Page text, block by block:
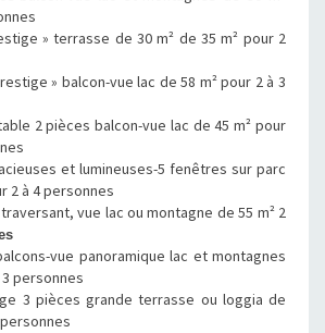
» terrasse de 30 m² de 35 m² pour 2
» balcon-vue lac de 58 m² pour 2 à 3
2 pièces balcon-vue lac de 45 m² pour
et lumineuses-5 fenêtres sur parc
2 à 4 personnes
vue lac ou montagne de 55 m² 2
vue panoramique lac et montagnes
3 personnes
3 pièces grande terrasse ou loggia de
personnes